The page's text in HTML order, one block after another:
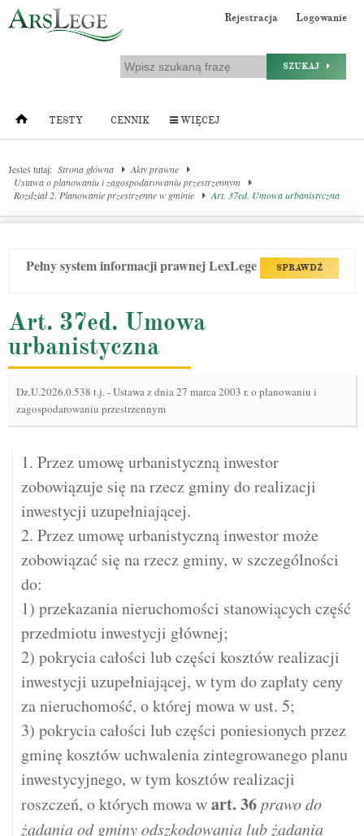
Rejestracja Logowanie
SZUKAJ
TESTY CENNIK WIĘCEJ
Jesteś tutaj: Strona główna
Akty prawne
Ustawa o planowaniu i zagospodarowaniu przestrzennym
Rozdział 2. Planowanie przestrzenne w gminie
Art. 37ed. Umowa urbanistyczna
Pełny system informacji prawnej LexLege SPRAWDŹ
Art. 37ed. Umowa
urbanistyczna
Dz.U.2026.0.538 t.j.-Ustawa z dnia 27 marca 2003 r. o planowaniu i
zagospodarowaniu przestrzennym
1. Przez umowę urbanistyczną inwestor
zobowiązuje się na rzecz gminy do realizacji
inwestycji uzupełniającej.
2. Przez umowę urbanistyczną inwestor może
zobowiązać się na rzecz gminy, w szczególności
do:
1) przekazania nieruchomości stanowiących część
przedmiotu inwestycji głównej;
2) pokrycia całości lub części kosztów realizacji
inwestycji uzupełniającej, w tym do zapłaty ceny
za nieruchomość, o której mowa w ust. 5;
3) pokrycia całości lub części poniesionych przez
gminę kosztów uchwalenia zintegrowanego planu
inwestycyjnego, w tym kosztów realizacji
roszczeń, o których mowa wart. 36 prawo do
żądania od gminy odszkodowania lub żądania